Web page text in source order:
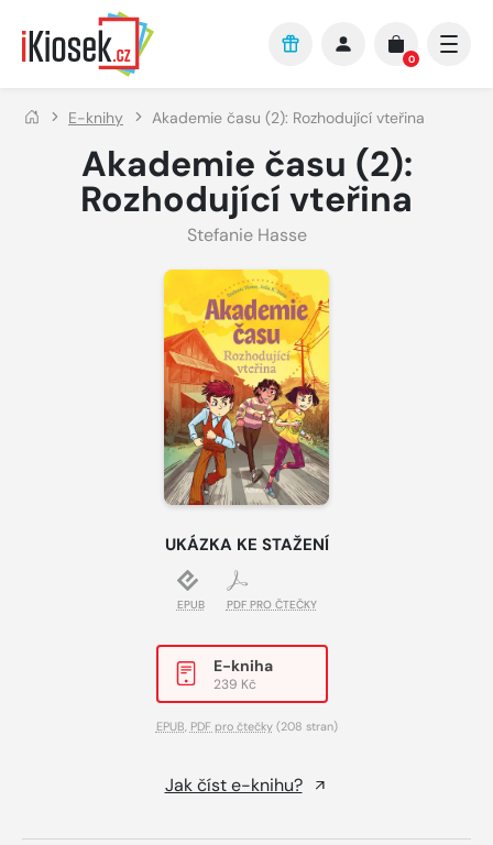
Přejít na hlavní obsah
0
E-knihy Akademie času (2): Rozhodující vteřina
Akademie času (2):
Rozhodující vteřina
Stefanie Hasse
UKÁZKA KE STAŽENÍ
EPUB PDF PRO ČTEČKY
E-kniha
239 Kč
EPUB, PDF pro čtečky(208 stran)
Jak číst e-knihu?